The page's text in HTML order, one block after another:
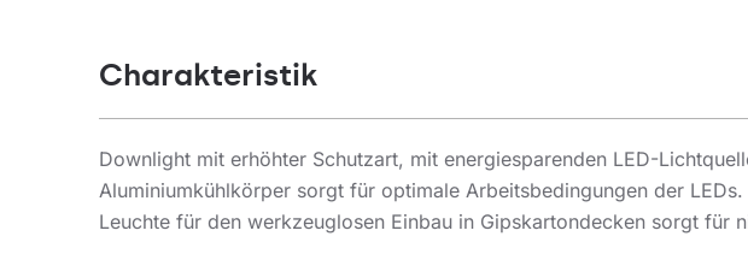
Charakteristik
Downlight mit erhöhter Schutzart, mit energiesparenden LED-
Aluminiumkühlkörper sorgt für optimale Arbeitsbedingungen der
Leuchte für den werkzeuglosen Einbau in Gipskartondecken sorgt für